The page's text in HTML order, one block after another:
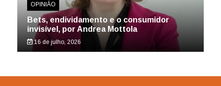
OPINIÃO
Bets, endividamento e o consumidor
invisível, por Andrea Mottola
16 de julho, 2026